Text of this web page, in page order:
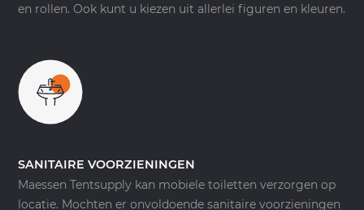
en rollen. Ook kunt u kiezen uit allerlei figuren en kleuren.
SANITAIRE VOORZIENINGEN
Maessen Tentsupply kan mobiele toiletten verzorgen op
locatie. Mochten er onvoldoende sanitaire voorzieningen